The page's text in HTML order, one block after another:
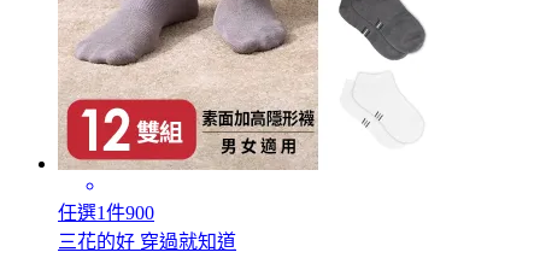
任選1件900
三花的好 穿過就知道